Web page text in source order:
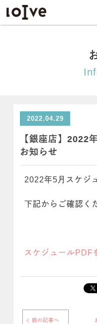
2022.04.29
【銀座店】2022
お知らせ
2022年5月スケジ
下記からご確認く
スケジュールPDF
前の記事へ